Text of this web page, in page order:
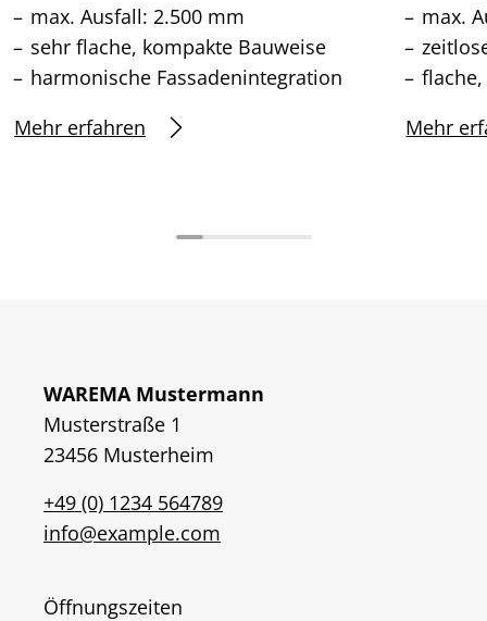
max. Ausfall: 2.500 mm
sehr flache, kompakte Bauweise
harmonische Fassadenintegration
Mehr erfahren
max.
Mehr
WAREMA Mustermann
Musterstraße 1
23456 Musterheim
+49 (0) 1234 564789
info@example.com
Öffnungszeiten